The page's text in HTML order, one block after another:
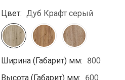
Цвет: Дуб Крафт серый
Ширина (Габарит) мм: 800
Высота (Габарит) мм: 600